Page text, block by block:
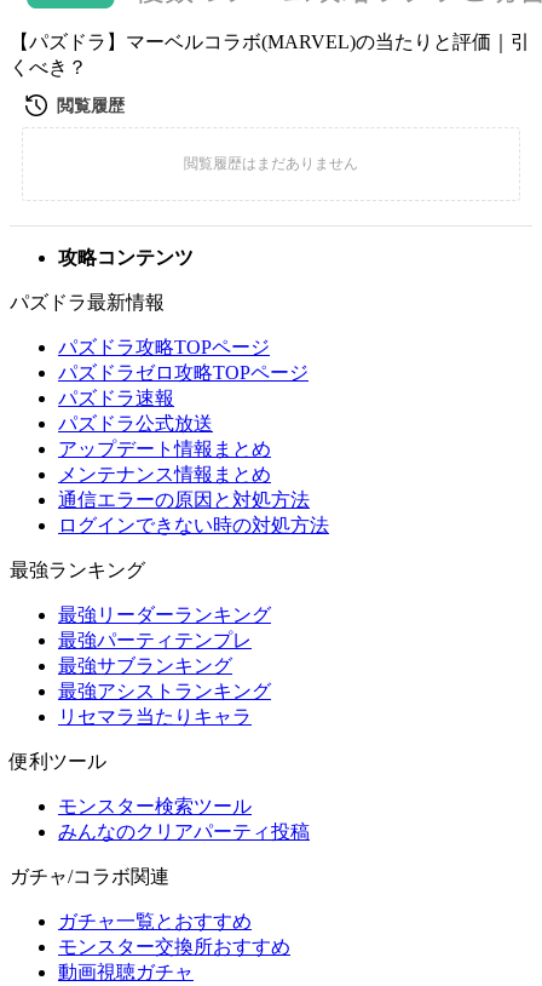
【パズドラ】マーベルコラボ(MARVEL)の当たりと評価｜引
くべき？
攻略コンテンツ
パズドラ最新情報
パズドラ攻略TOPページ
パズドラゼロ攻略TOPページ
パズドラ速報
パズドラ公式放送
アップデート情報まとめ
メンテナンス情報まとめ
通信エラーの原因と対処方法
ログインできない時の対処方法
最強ランキング
最強リーダーランキング
最強パーティテンプレ
最強サブランキング
最強アシストランキング
リセマラ当たりキャラ
便利ツール
モンスター検索ツール
みんなのクリアパーティ投稿
ガチャ/コラボ関連
ガチャ一覧とおすすめ
モンスター交換所おすすめ
動画視聴ガチャ